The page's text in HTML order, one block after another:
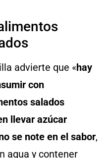
advierte que «hay
con
salados
llevar azúcar
se note en el sabor,
agua y contener